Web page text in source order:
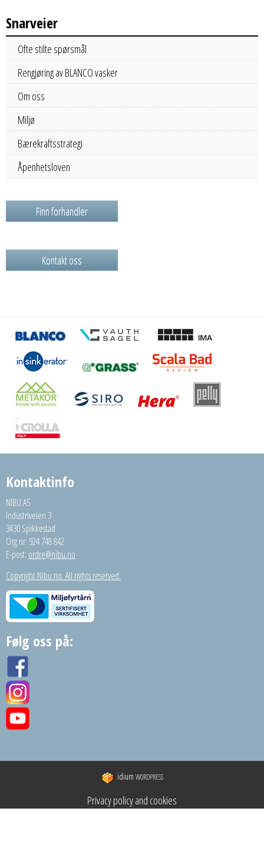
Snarveier
Ofte stilte spørsmål
Rengjøring av BLANCO vasker
Om oss
Miljø
Bærekraftsstrategi
Åpenhetsloven
Finn forhandler
Kontakt oss
Kontaktinfo
NIBU AS
Industriveien 3
3430 Spikkestad
Org.nr: 924 748 842
E-post: ordre@nibu.no
Copyright Nibu.no. All rights reserved.
Følg oss på:
idium WORDPRESS
Privacy policy and cookies